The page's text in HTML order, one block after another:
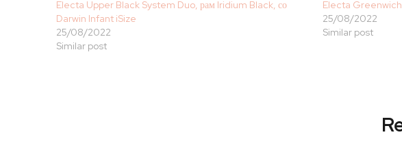
Electa Upper Black System Duo, рам Iridium Black, со
Darwin Infant iSize
25/08/2022
Similar post
Electa
25/08/2022
Similar post